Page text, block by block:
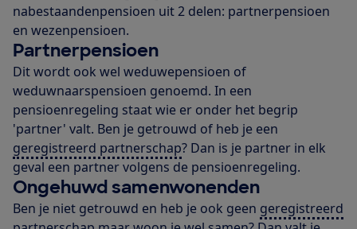
nabestaandenpensioen uit 2 delen: partnerpensioen
en wezenpensioen.
Partnerpensioen
Dit wordt ook wel weduwepensioen of
weduwnaarspensioen genoemd. In een
pensioenregeling staat wie er onder het begrip
'partner' valt. Ben je getrouwd of heb je een
geregistreerd partnerschap? Dan is je partner in elk
geval een partner volgens de pensioenregeling.
Ongehuwd samenwonenden
Ben je niet getrouwd en heb je ook geen geregistreerd